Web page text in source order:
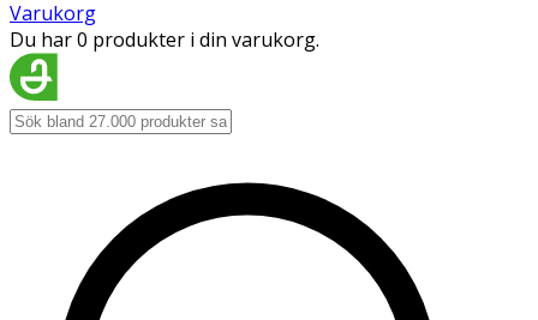
Varukorg
Du har 0 produkter i din varukorg.